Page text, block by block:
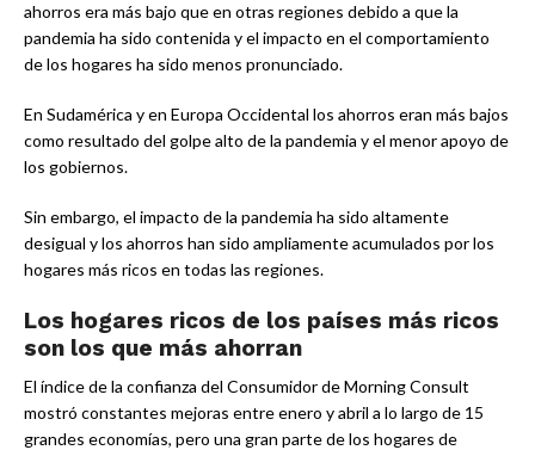
ahorros era más bajo que en otras regiones debido a que la
pandemia ha sido contenida y el impacto en el comportamiento
de los hogares ha sido menos pronunciado.
En Sudamérica y en Europa Occidental los ahorros eran más bajos
como resultado del golpe alto de la pandemia y el menor apoyo de
los gobiernos.
Sin embargo, el impacto de la pandemia ha sido altamente
desigual y los ahorros han sido ampliamente acumulados por los
hogares más ricos en todas las regiones.
Los hogares ricos de los países más ricos
son los que más ahorran
El índice de la confianza del Consumidor de Morning Consult
mostró constantes mejoras entre enero y abril a lo largo de 15
grandes economías, pero una gran parte de los hogares de